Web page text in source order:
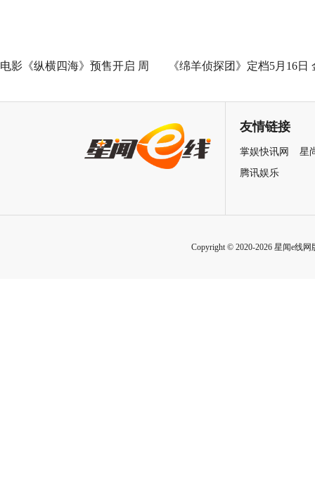
电影《纵横四海》预售开启 周 《绵羊侦探团》定档5月16日
友情链接
掌娱快讯网
星
腾讯娱乐
Copyright © 2020-2026 星闻e线